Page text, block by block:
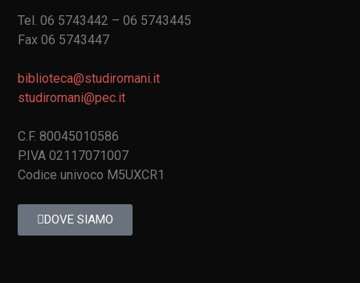
Tel. 06 5743442 – 06 5743445
Fax 06 5743447
biblioteca@studiromani.it
studiromani@pec.it
C.F. 80045010586
P.IVA 02117071007
Codice univoco M5UXCR1
DOVE SIAMO